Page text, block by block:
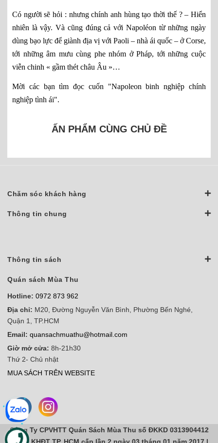
Có người sẽ hỏi : nhưng chính anh hùng tạo thời thế ? – Hiển
nhiên là vậy. Và cũng đúng cả với Napoléon từ những ngày
dùng bạo lực để giành địa vị với Paoli – nhà ái quốc – ở Corse,
tới những âm mưu cùng phe nhóm ở Pháp, tới những cuộc
viễn chinh « gầm thét châu Âu »…
Mời các bạn tìm đọc cuốn "Napoleon binh nghiệp chính
nghiệp tình ái".
ẤN PHẨM CÙNG CHỦ ĐỀ
Chăm sóc khách hàng
Thông tin chung
Thông tin sách
Quán sách Mùa Thu
Hotline: 0972 873 962
Địa chỉ: M20, Đường Nguyễn Văn Bình, Phường Bến Nghé,
Quận 1, TP.HCM
Email: quansachmuathu@hotmail.com
Giờ mở cửa: 8h-21h30
Thứ 2- Chủ nhật
MUA SÁCH TRÊN WEBSITE
Công Ty CPVHTT Quán Sách Mùa Thu số ĐKKD 0313904412